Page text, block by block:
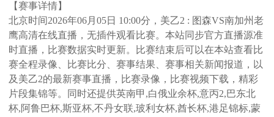
【赛事详情】
北京时间2026年06月05日 10:00分，美乙2 : 图森VS南加州老
鹰高清在线直播，无插件观看比赛。本站同步官方直播源准
时直播，比赛数据实时更新。比赛结束后可以在本站查看比
赛全程录像、比赛比分、赛事结果、赛事相关新闻报道，以
及美乙2的最新赛事直播，比赛录像，比赛视频下载，精彩
片段集锦等。同时还提供英南甲,白俄业余杯,意丙2,巴东北
杯,阿鲁巴杯,斯亚杯,不丹女联,玻利女杯,酋长杯,港足锦标,蒙